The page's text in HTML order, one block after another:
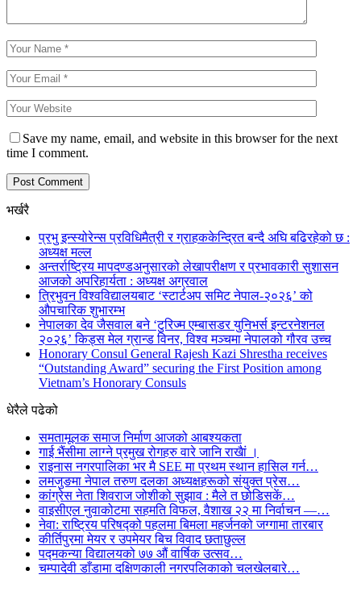
Save my name, email, and website in this browser for the next
time I comment.
भर्खरै
प्रभु इन्स्योरेन्स प्रविधिमैत्री र ग्राहककेन्द्रित बन्दै अघि बढिरहेको छ :
अध्यक्ष मल्ल
अन्तर्राष्ट्रिय मापदण्डअनुसारको लेखापरीक्षण र प्रभावकारी सुशासन
आजको अपरिहार्यता : अध्यक्ष अग्रवाल
त्रिभुवन विश्वविद्यालयबाट ‘स्टार्टअप समिट नेपाल-२०२६’ को
औपचारिक शुभारम्भ
नेपालका देव जैसवाल बने ‘टुरिज्म एम्बासडर युनिभर्स इन्टरनेशनल
२०२६’ किड्स मेल ग्रान्ड विनर, विश्व मञ्चमा नेपालको गौरव उच्च
Honorary Consul General Rajesh Kazi Shrestha receives
“Outstanding Award” securing the First Position among
Vietnam’s Honorary Consuls
धेरैले पढेको
समतामूलक समाज निर्माण आजको आबश्यकता
गाई भैंसीमा लाग्ने प्रमुख रोगहरु वारे जानि राखैां ।
राइनास नगरपालिका भर मै SEE मा प्रथम स्थान हासिल गर्न…
लमजुङमा नेपाल तरुण दलका अध्यक्षहरूको संयुक्त प्रेस…
कांग्रेस नेता शिवराज जोशीको सुझाव : मैले त छोडिसकें…
वाइसीएल नुवाकोटमा सहमति विफल, वैशाख २२ मा निर्वाचन —…
नेवा: राष्ट्रिय परिषद्को पहलमा बिमला महर्जनको जग्गामा तारबार
कीर्तिपुरमा मेयर र उपमेयर बिच विवाद छताछुल्ल
पद्मकन्या विद्यालयको ७७ औं ‌‌वार्षिक ‌उत्सव…
चम्पादेवी डाँडामा दक्षिणकाली नगरपलिकाको चलखेलबारे…